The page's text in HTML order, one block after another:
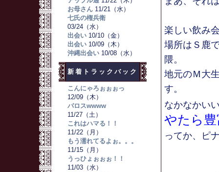
お母さん11/21（水）
七氏の権兵衛
03/24（水）
出会い10/10（金）
出会い10/09（木）
沖縄出会い10/08（水）
新着トラックバック
こんにゃろぉぉぉっ
12/09（木）
バロスwwww
11/27（土）
これはハマる！！
11/22（月）
もう濡れてるよぉ。。。
11/15（月）
うっひょぉぉぉ！！
11/03（水）
楽しい飲み
場所はＳ鹿
隈。
地元のＭ大
す。
なかなかい
やたら豊
ってか、ピ